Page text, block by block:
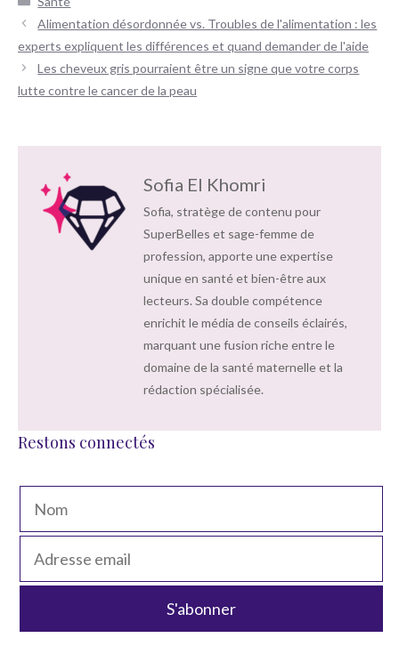
Navigation
Alimentation désordonnée vs. Troubles de l'alimentation : les
experts expliquent les différences et quand demander de l'aide
Les cheveux gris pourraient être un signe que votre corps
lutte contre le cancer de la peau
Sofia El Khomri
Sofia, stratège de contenu pour
SuperBelles et sage-femme de
profession, apporte une expertise
unique en santé et bien-être aux
lecteurs. Sa double compétence
enrichit le média de conseils éclairés,
marquant une fusion riche entre le
domaine de la santé maternelle et la
rédaction spécialisée.
Restons connectés